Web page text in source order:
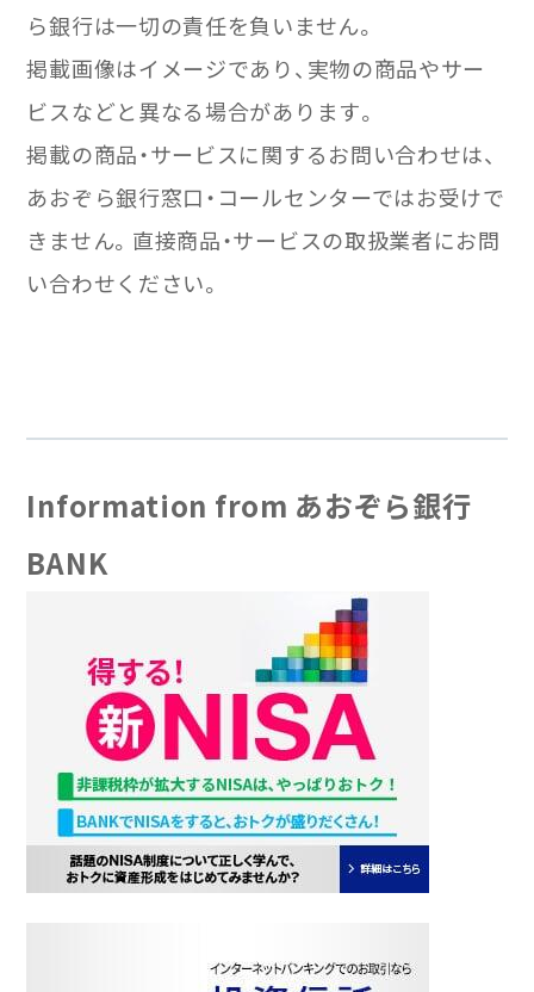
ら銀行は一切の責任を負いません。
掲載画像はイメージであり、実物の商品やサー
ビスなどと異なる場合があります。
掲載の商品・サービスに関するお問い合わせは、
あおぞら銀行窓口・コールセンターではお受けで
きません。直接商品・サービスの取扱業者にお問
い合わせください。
Information from あおぞら銀行
BANK